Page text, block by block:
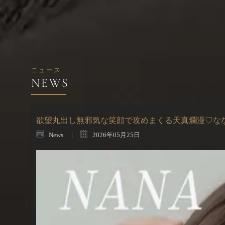
ニュース
欲望丸出し無邪気な笑顔で攻めまくる天真爛漫♡な
News 2026年05月25日